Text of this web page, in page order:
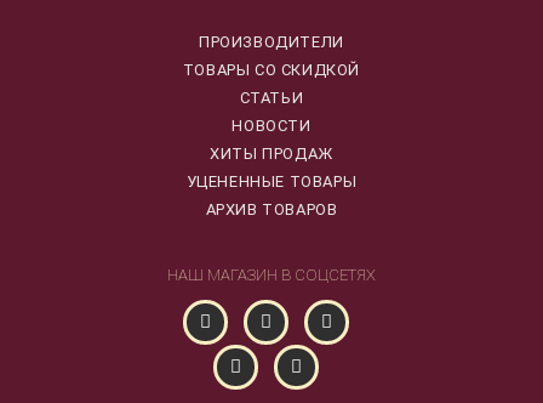
ПРОИЗВОДИТЕЛИ
ТОВАРЫ СО СКИДКОЙ
СТАТЬИ
НОВОСТИ
ХИТЫ ПРОДАЖ
УЦЕНЕННЫЕ ТОВАРЫ
АРХИВ ТОВАРОВ
НАШ МАГАЗИН В СОЦСЕТЯХ